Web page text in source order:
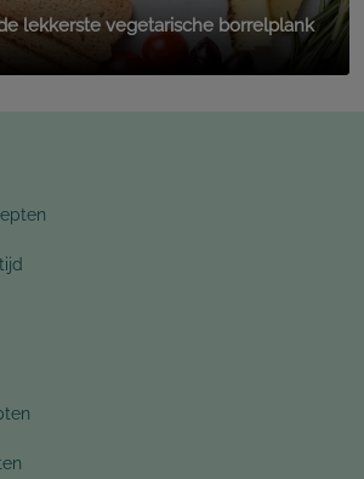
lekkerste vegetarische borrelplank